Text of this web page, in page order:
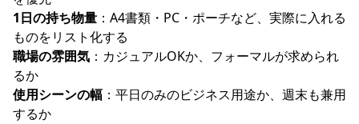
1日の持ち物量 ：A4書類・PC・ポーチなど、実際に入れる
ものをリスト化する
職場の雰囲気 ：カジュアルOKか、フォーマルが求められ
るか
使用シーンの幅 ：平日のみのビジネス用途か、週末も兼用
するか